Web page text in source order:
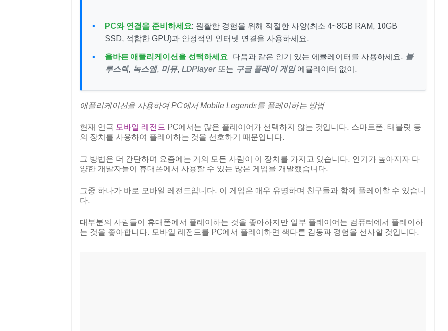
PC와 연결을 준비하세요: 원활한 경험을 위해 적절한 사양(최소 4~8GB RAM, 10GB
SSD, 적합한 GPU)과 안정적인 인터넷 연결을 사용하세요.
올바른 애플리케이션을 선택하세요: 다음과 같은 인기 있는 에뮬레이터를 사용하세요. 블
루스택, 녹스앱, 미뮤, LDPlayer또는 구글 플레이 게임에뮬레이터 없이.
애플리케이션을 사용하여 PC에서 Mobile Legends를 플레이하는 방법
현재 연극 모바일 레전드 PC에서는 많은 플레이어가 선택하지 않는 것입니다. 스마트폰, 태블릿 등
의 장치를 사용하여 플레이하는 것을 선호하기 때문입니다.
그 방법은 더 간단하며 요즘에는 거의 모든 사람이 이 장치를 가지고 있습니다. 인기가 높아지자 다
양한 개발자들이 휴대폰에서 사용할 수 있는 많은 게임을 개발했습니다.
그중 하나가 바로 모바일 레전드입니다. 이 게임은 매우 유명하며 친구들과 함께 플레이할 수 있습니
다.
대부분의 사람들이 휴대폰에서 플레이하는 것을 좋아하지만 일부 플레이어는 컴퓨터에서 플레이하
는 것을 좋아합니다. 모바일 레전드를 PC에서 플레이하면 색다른 감동과 경험을 선사할 것입니다.